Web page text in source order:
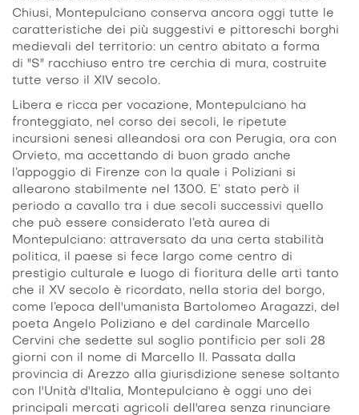
Chiusi, Montepulciano conserva ancora oggi tutte le
caratteristiche dei più suggestivi e pittoreschi borghi
medievali del territorio: un centro abitato a forma
di "S" racchiuso entro tre cerchia di mura, costruite
tutte verso il XIV secolo.
Libera e ricca per vocazione, Montepulciano ha
fronteggiato, nel corso dei secoli, le ripetute
incursioni senesi alleandosi ora con Perugia, ora con
Orvieto, ma accettando di buon grado anche
l’appoggio di Firenze con la quale i Poliziani si
allearono stabilmente nel 1300. E’ stato però il
periodo a cavallo tra i due secoli successivi quello
che può essere considerato l’età aurea di
Montepulciano: attraversato da una certa stabilità
politica, il paese si fece largo come centro di
prestigio culturale e luogo di fioritura delle arti tanto
che il XV secolo è ricordato, nella storia del borgo,
come l’epoca dell'umanista Bartolomeo Aragazzi, del
poeta Angelo Poliziano e del cardinale Marcello
Cervini che sedette sul soglio pontificio per soli 28
giorni con il nome di Marcello II. Passata dalla
provincia di Arezzo alla giurisdizione senese soltanto
con l'Unità d'Italia, Montepulciano è oggi uno dei
principali mercati agricoli dell'area senza rinunciare